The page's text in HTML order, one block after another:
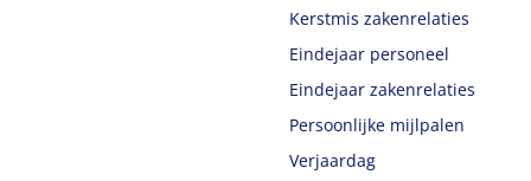
Kerstmis zakenrelaties
Eindejaar personeel
Eindejaar zakenrelaties
Persoonlijke mijlpalen
Verjaardag